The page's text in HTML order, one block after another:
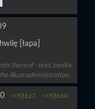
[łapa]
thereof - text, media,
8kun administration.
>>92627
>>92634